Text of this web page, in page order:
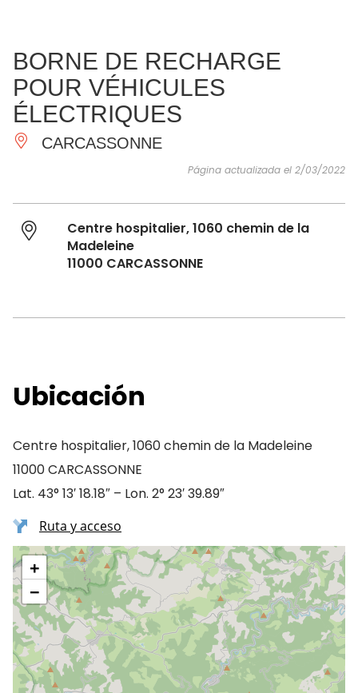
IMPRESCINDIBLES
HACER
INSPIRACIONES
BORNE DE RECHARGE
POUR VÉHICULES
ÉLECTRIQUES
CARCASSONNE
Página actualizada el 2/03/2022
Centre hospitalier, 1060 chemin de la
Madeleine
11000 CARCASSONNE
Ubicación
Centre hospitalier, 1060 chemin de la Madeleine
11000 CARCASSONNE
Lat. 43° 13′ 18.18″ – Lon. 2° 23′ 39.89″
Ruta y acceso
+
−